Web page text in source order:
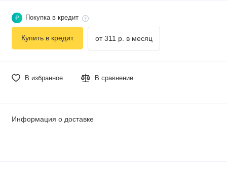
В избранное В сравнение
₽ Покупка в кредит
Купить в кредит от 311 р. в месяц
Информация о доставке